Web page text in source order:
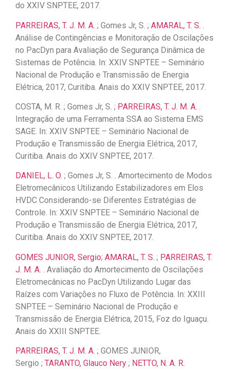
do XXIV SNPTEE, 2017.
PARREIRAS, T. J. M. A. ; Gomes Jr, S. ; AMARAL, T. S.
Análise de Contingências e Monitoração de Oscilações
no PacDyn para Avaliação de Segurança Dinâmica de
Sistemas de Potência. In: XXIV SNPTEE – Seminário
Nacional de Produção e Transmissão de Energia
Elétrica, 2017, Curitiba. Anais do XXIV SNPTEE, 2017.
COSTA, M. R. ; Gomes Jr, S. ; PARREIRAS, T. J. M. A. .
Integração de uma Ferramenta SSA ao Sistema EMS
SAGE. In: XXIV SNPTEE – Seminário Nacional de
Produção e Transmissão de Energia Elétrica, 2017,
Curitiba. Anais do XXIV SNPTEE, 2017.
DANIEL, L. O. ; Gomes Jr, S. . Amortecimento de Modos
Eletromecânicos Utilizando Estabilizadores em Elos
HVDC Considerando-se Diferentes Estratégias de
Controle. In: XXIV SNPTEE – Seminário Nacional de
Produção e Transmissão de Energia Elétrica, 2017,
Curitiba. Anais do XXIV SNPTEE, 2017.
GOMES JUNIOR, Sergio; AMARAL, T. S. ; PARREIRAS, T.
J. M. A. . Avaliação do Amortecimento de Oscilações
Eletromecânicas no PacDyn Utilizando Lugar das
Raízes com Variações no Fluxo de Potência. In: XXIII
SNPTEE – Seminário Nacional de Produção e
Transmissão de Energia Elétrica, 2015, Foz do Iguaçu.
Anais do XXIII SNPTEE.
PARREIRAS, T. J. M. A. ; GOMES JUNIOR,
Sergio ; TARANTO, Glauco Nery ; NETTO, N. A. R.